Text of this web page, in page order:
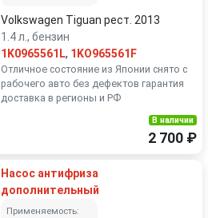
Volkswagen Tiguan рест. 2013
1.4 л., бензин
1K0965561L, 1KO965561F
Отличное состояние из Японии снято с
рабочего авто без дефектов гарантия
доставка в регионы и РФ
В наличии
2 700 ₽
Насос антифриза
дополнительный
Применяемость: